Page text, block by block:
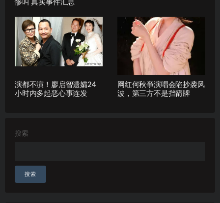
惨叫 真实事件汇总
演都不演！廖启智遗孀24
小时内多起恶心事连发
网红何秋亊演唱会陷抄袭风
波，第三方不是挡箭牌
搜索
搜索